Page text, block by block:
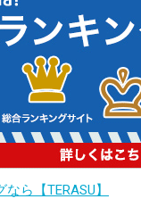
ら【TERASU】